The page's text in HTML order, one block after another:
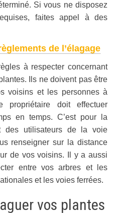
Si vous ne disposez
faites appel à des
de l’élagage
à respecter concernant
Ils ne doivent pas être
voisins et les personnes à
propriétaire doit effectuer
en temps. C’est pour la
des utilisateurs de la voie
renseigner sur la distance
de vos voisins. Il y a aussi
entre vos arbres et les
et les voies ferrées.
vos plantes